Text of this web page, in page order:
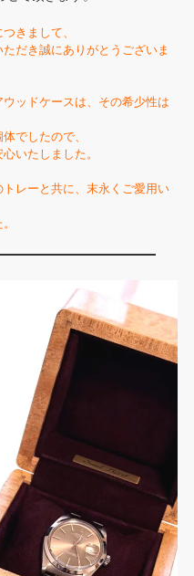
きまして、
だき誠にありがとうございま
ッドケースは、その希少性は
でしたので、
いたしました。
レーと共に、末永くご愛用い